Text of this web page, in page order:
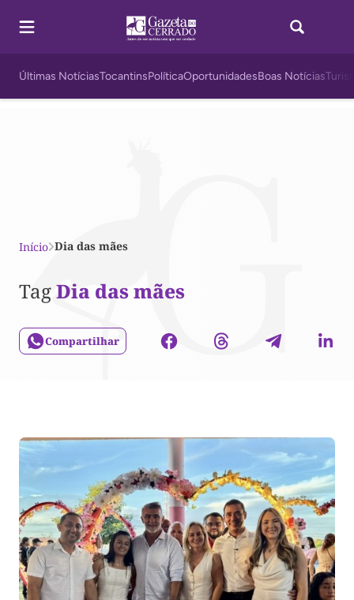
Últimas NotíciasTocantinsPolíticaOportunidadesBoas Notícias
Início Dia das mães
TagDia das mães
Compartilhar